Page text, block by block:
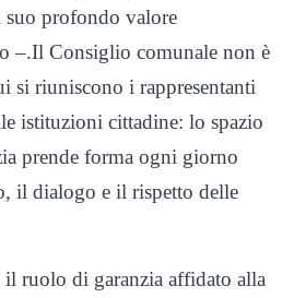
suo profondo valore
–.Il Consiglio comunale non è
si riuniscono i rappresentanti
istituzioni cittadine: lo spazio
prende forma ogni giorno
il dialogo e il rispetto delle
ruolo di garanzia affidato alla